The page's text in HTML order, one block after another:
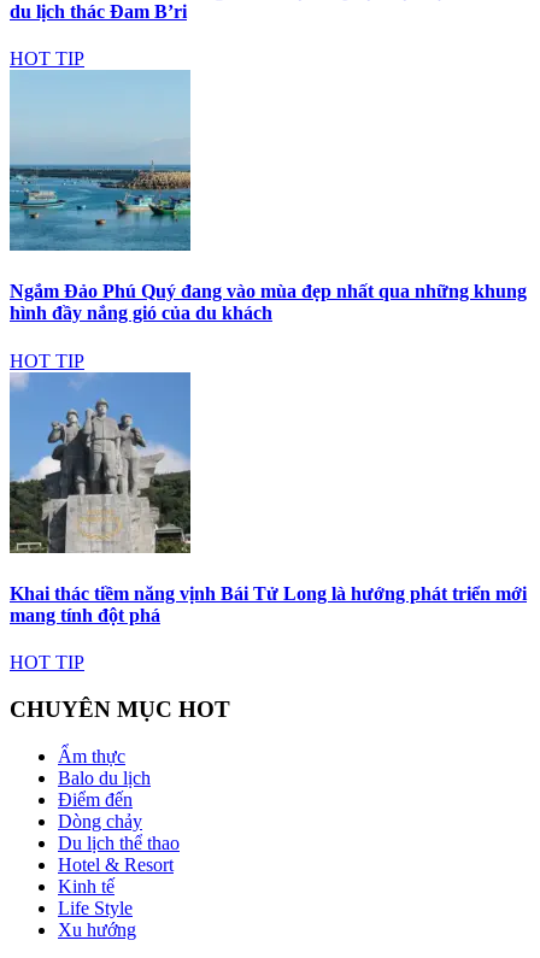
du lịch thác Đam B’ri
HOT TIP
Ngắm Đảo Phú Quý đang vào mùa đẹp nhất qua những khung
hình đầy nắng gió của du khách
HOT TIP
Khai thác tiềm năng vịnh Bái Tử Long là hướng phát triển mới
mang tính đột phá
HOT TIP
CHUYÊN MỤC HOT
Ẩm thực
Balo du lịch
Điểm đến
Dòng chảy
Du lịch thể thao
Hotel & Resort
Kinh tế
Life Style
Xu hướng